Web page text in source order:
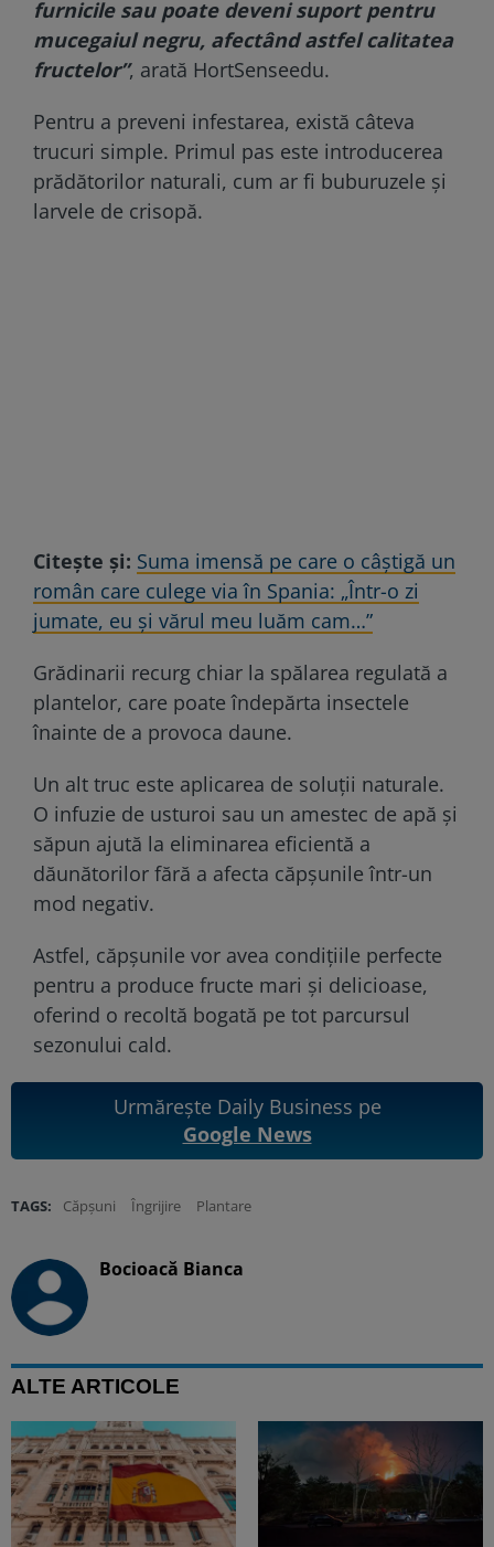
furnicile sau poate deveni suport pentru
mucegaiul negru, afectând astfel calitatea
fructelor”, arată HortSenseedu.
Pentru a preveni infestarea, există câteva
trucuri simple. Primul pas este introducerea
prădătorilor naturali, cum ar fi buburuzele și
larvele de crisopă.
Citește și: Suma imensă pe care o câștigă un
român care culege via în Spania: „Într-o zi
jumate, eu și vărul meu luăm cam…”
Grădinarii recurg chiar la spălarea regulată a
plantelor, care poate îndepărta insectele
înainte de a provoca daune.
Un alt truc este aplicarea de soluții naturale.
O infuzie de usturoi sau un amestec de apă și
săpun ajută la eliminarea eficientă a
dăunătorilor fără a afecta căpșunile într-un
mod negativ.
Astfel, căpșunile vor avea condițiile perfecte
pentru a produce fructe mari și delicioase,
oferind o recoltă bogată pe tot parcursul
sezonului cald.
Urmărește Daily Business pe
Google News
TAGS: Căpșuni Îngrijire Plantare
Bocioacă Bianca
ALTE ARTICOLE